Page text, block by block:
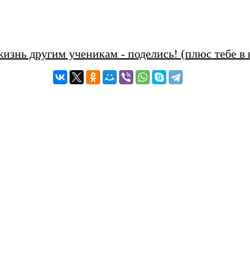
другим ученикам - поделись! (плюс тебе в